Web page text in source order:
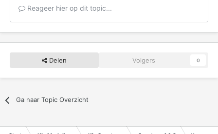
Reageer hier op dit topic...
Delen Volgers 0
Ga naar Topic Overzicht